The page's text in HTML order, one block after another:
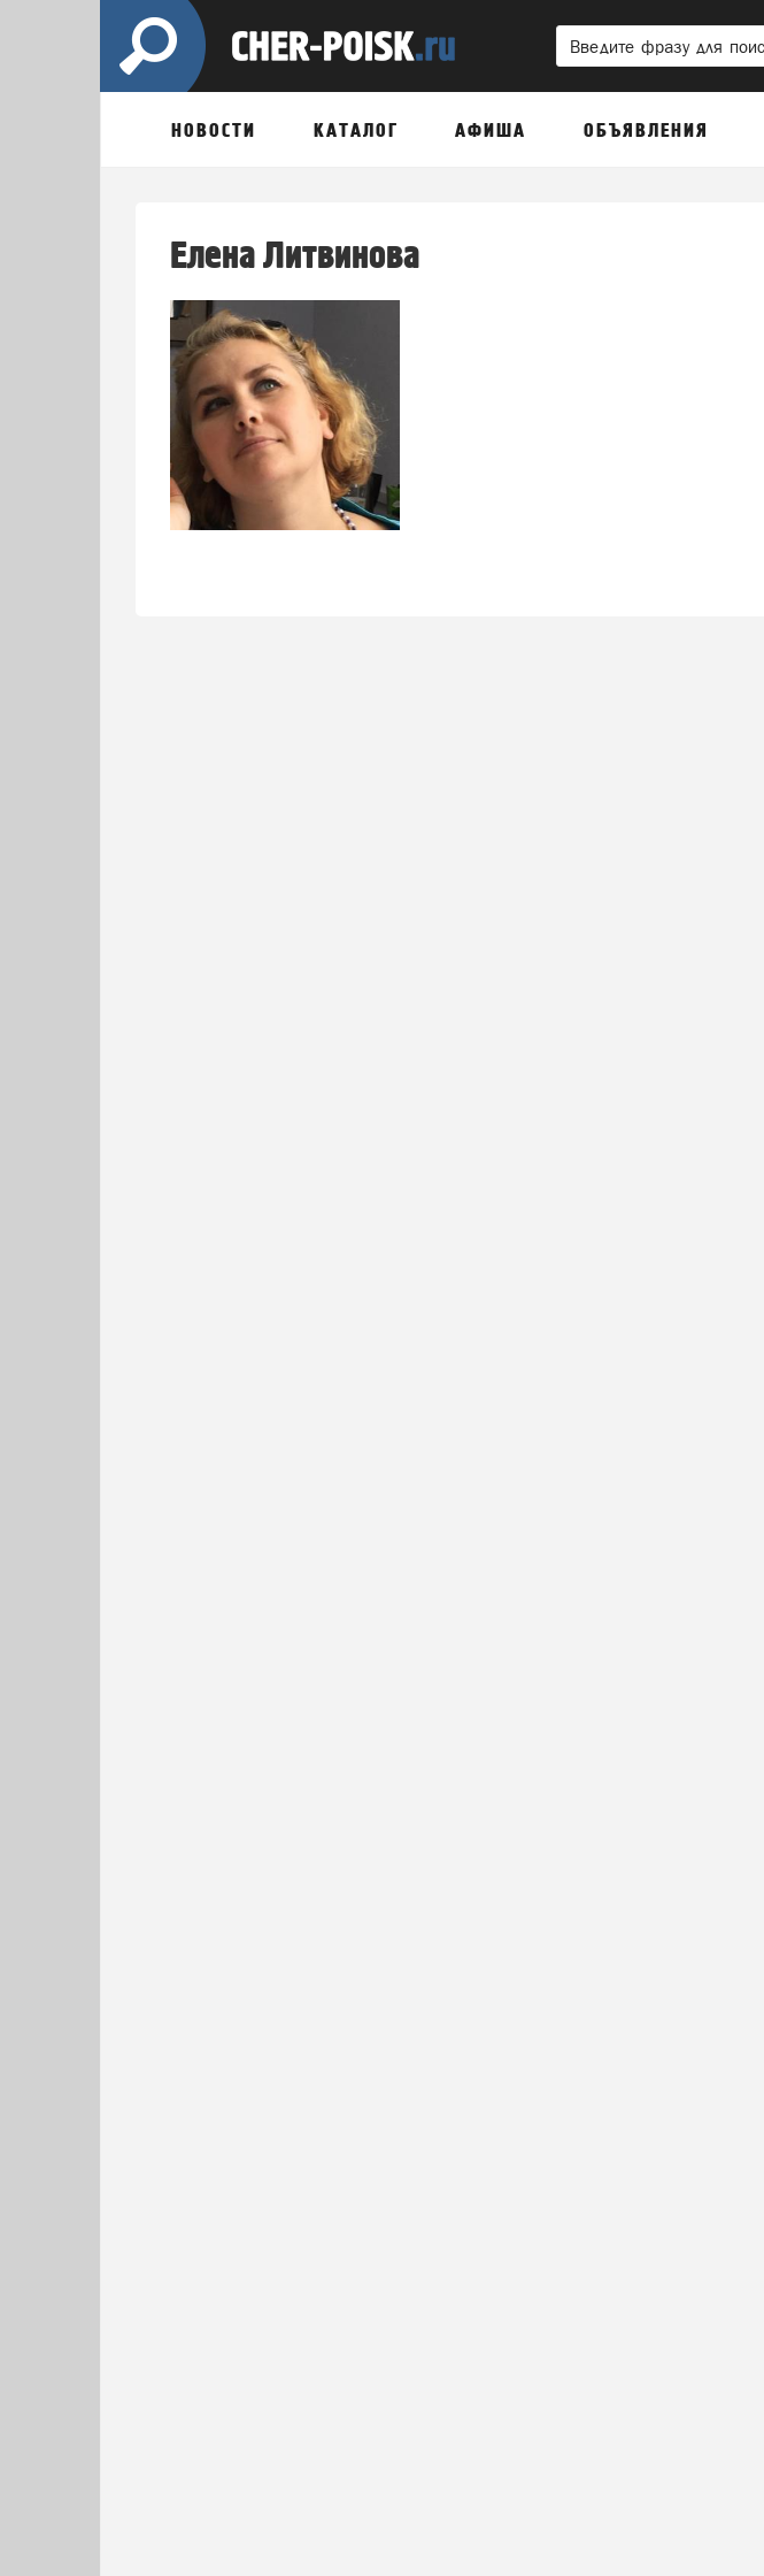
НОВОСТИ КАТАЛОГ АФИША ОБЪЯВЛЕНИЯ
Елена Литвинова